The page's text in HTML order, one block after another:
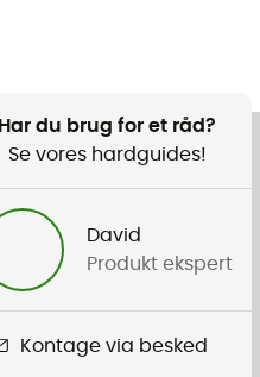
Har du brug for et råd?
Se vores hardguides!
David
Produkt ekspert
Kontage via besked